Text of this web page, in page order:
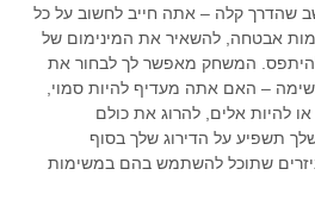
שהדרך קלה – אתה חייב לחשוב על כל
אבטחה, להשאיר את המינימום של
להיתפס. המשחק מאפשר לך לבחור את
– האם אתה מעדיף להיות סמוי,
להיות אלים, להרוג את כולם
תשפיע על הדירוג שלך בסוף
שתוכל להשתמש בהם במשימות